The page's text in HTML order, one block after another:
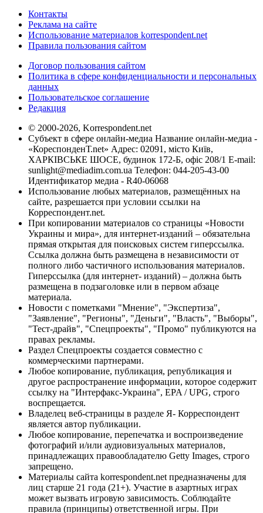
Контакты
Реклама на сайте
Использование материалов korrespondent.net
Правила пользования сайтом
Договор пользования сайтом
Политика в сфере конфиденциальности и персональных
данных
Пользовательское соглашение
Редакция
© 2000-2026, Korrespondent.net
Субъект в сфере онлайн-медиа Название онлайн-медиа -
«КореспонденТ.net» Адрес: 02091, місто Київ,
ХАРКІВСЬКЕ ШОСЕ, будинок 172-Б, офіс 208/1 E-mail:
sunlight@mediadim.com.ua Телефон: 044-205-43-00
Идентификатор медиа - R40-06068
Использование любых материалов, размещённых на
сайте, разрешается при условии ссылки на
Корреспондент.net.
При копировании материалов со страницы «Новости
Украины и мира», для интернет-изданий – обязательна
прямая открытая для поисковых систем гиперссылка.
Ссылка должна быть размещена в независимости от
полного либо частичного использования материалов.
Гиперссылка (для интернет- изданий) – должна быть
размещена в подзаголовке или в первом абзаце
материала.
Новости с пометками "Мнение", "Экспертиза",
"Заявление", "Регионы", "Деньги", "Власть", "Выборы",
"Тест-драйв", "Спецпроекты", "Промо" публикуются на
правах рекламы.
Раздел Спецпроекты создается совместно с
коммерческими партнерами.
Любое копирование, публикация, републикация и
другое распространение информации, которое содержит
ссылку на "Интерфакс-Украина", EPA / UPG, строго
воспрещается.
Владелец веб-страницы в разделе Я- Корреспондент
является автор публикации.
Любое копирование, перепечатка и воспроизведение
фотографий и/или аудиовизуальных материалов,
принадлежащих правообладателю Getty Images, строго
запрещено.
Материалы сайта korrespondent.net предназначены для
лиц старше 21 года (21+). Участие в азартных играх
может вызвать игровую зависимость. Соблюдайте
правила (принципы) ответственной игры. При